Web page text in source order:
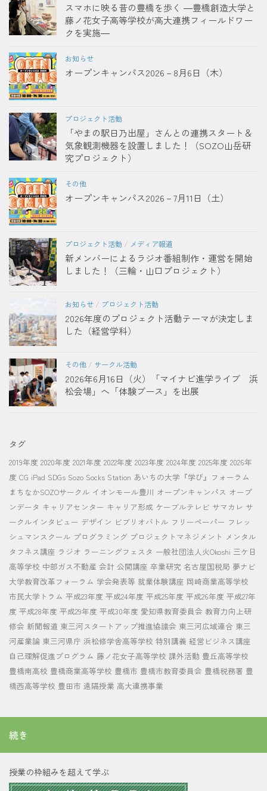
スマホに映る昔の豊橋を歩く ―豊橋創造大学と
藤ノ花女子高等学校が高大連携フィールドワー
クを実施―
お知らせ
オープンキャンパス2026－8月6日（木）
プロジェクト活動
「やまの駅日乃出屋」さんとの連携スタート＆
気象観測機器を設置しました！（SOZO山岳研
究プロジェクト）
その他
オープンキャンパス2026－7月11日（土）
プロジェクト活動 / メディア報道
新メンバーによるラジオ番組制作・運営を開始
しました！（三輪・山口プロジェクト）
お知らせ / プロジェクト活動
2026年度のプロジェクト活動テーマが決定しま
した（経営学科）
その他 / サークル活動
2026年6月16日（火）「マイナビ進学ライブ 浜
松会場」へ「体験ブース」を出展
タグ
2019年度 2020年度 2021年度 2022年度 2023年度 2024年度 2025年度 2026年
度 CG iPad SDGs Sozo Socks Station あいちの大学『学び』フォーラム
まちなかSOZOサークル イオンモール豊川 オープンキャンパス オープ
ンデータ キャリアセンター キャリア形成 ケーブルテレビ サマカレ サ
ークルインタビュー デザイン ビブリオバトル フリーペーパー フレッ
シュマンスクール プログラミング プロジェクトマネジメント メンタル
タフネス講座 ラジオ ラーニングフェスタ 一般社団法人火Okoshi 三ケ日
高等学校 中部ガス不動産 会計 公開講座 卒業研究 名古屋国税局 夢ナビ
大学教育改革フォーラム 学会発表等 就業体験講座 岡崎商業高等学校
市民大学トラム 平成23年度 平成24年度 平成25年度 平成26年度 平成27年
度 平成28年度 平成29年度 平成30年度 愛知県教育委員会 教育力向上研
修会 新聞報道 東三河スタートアップ推進協議会 東三河広域連合 東三
河産業論 東三河県庁 浜松修学舎高等学校 特別講義 経営ビジネス講座
自己理解促進プログラム 藤ノ花女子高等学校 課外活動 豊丘高等学校
豊橋南高校 豊橋商業高等学校 豊橋市 豊橋市教育委員会 豊橋税務署 豊
橋西高等学校 豊田市 遠隔授業 高大連携事業
続き
授業の枠組みを超えて学ぶ